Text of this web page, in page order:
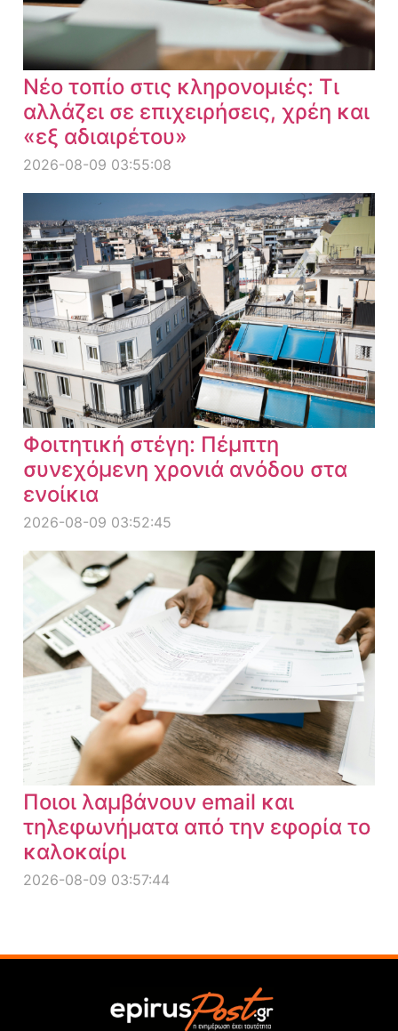
Νέο τοπίο στις κληρονομιές: Τι
αλλάζει σε επιχειρήσεις, χρέη και
«εξ αδιαιρέτου»
2026-08-09 03:55:08
Φοιτητική στέγη: Πέμπτη
συνεχόμενη χρονιά ανόδου στα
ενοίκια
2026-08-09 03:52:45
Ποιοι λαμβάνουν email και
τηλεφωνήματα από την εφορία το
καλοκαίρι
2026-08-09 03:57:44